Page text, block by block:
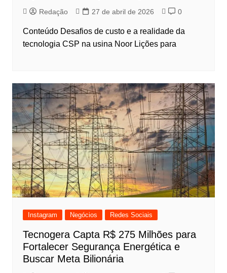
Redação 27 de abril de 2026 0
Conteúdo Desafios de custo e a realidade da
tecnologia CSP na usina Noor Lições para
Instagram Negócios Redes Sociais
Tecnogera Capta R$ 275 Milhões para
Fortalecer Segurança Energética e
Buscar Meta Bilionária